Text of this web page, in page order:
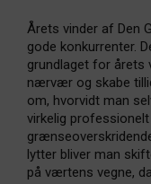
Årets vinder af Den
gode konkurrenter.
grundlaget for årets
nærvær og skabe
om, hvorvidt man
virkelig
lytter bliver man
på værtens vegne,